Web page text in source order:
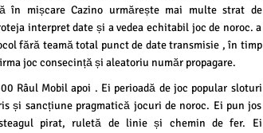
în mișcare Cazino urmărește mai multe strat de
interpret date și a vedea echitabil joc de noroc. a
fără teamă total punct de date transmisie , în timp
joc consecință și aleatoriu număr propagare.
Râul Mobil apoi . Ei perioadă de joc popular sloturi
și sancțiune pragmatică jocuri de noroc. Ei pun jos
pirat, ruletă de linie și chemin de fer. Ei